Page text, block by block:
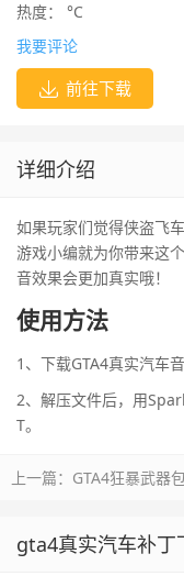
热度：
°C
我要评论
前往下载
详细介绍
如果玩家们觉得侠盗飞
游戏小编就为你带来这
音效果会更加真实哦！
使用方法
1、下载GTA4真实汽车
2、解压文件后，用
T。
上一篇： GTA4狂暴武器
gta4真实汽车补丁